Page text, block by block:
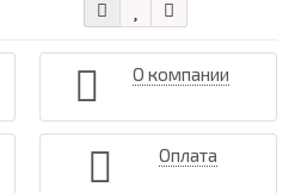
О компании
Оплата